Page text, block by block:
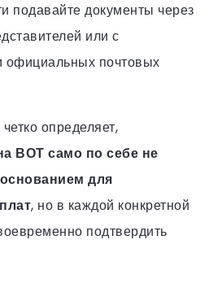
подавайте документы через
или с
официальных почтовых
определяет,
ВОТ само по себе не
для
, но в каждой конкретной
подтвердить